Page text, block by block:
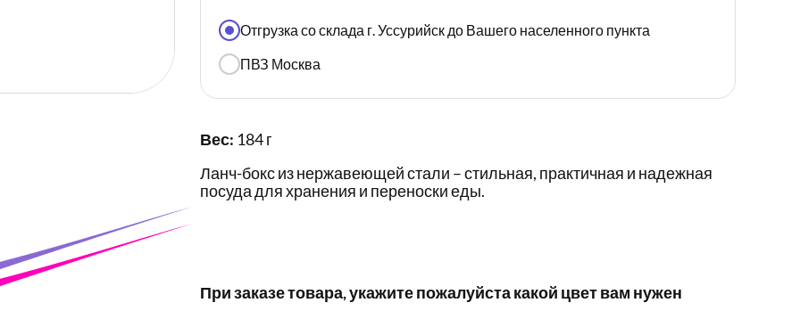
Отгрузка со склада г. Уссурийск до Вашего населенного пункта
ПВЗ Москва
Вес: 184 г
Ланч-бокс из нержавеющей стали – стильная, практичная и надежная
посуда для хранения и переноски еды.
При заказе товара, укажите пожалуйста какой цвет вам нужен